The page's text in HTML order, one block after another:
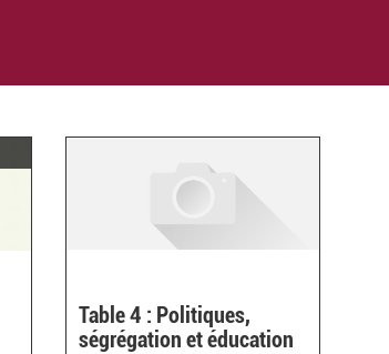
Table 4 : Politiques,
ségrégation et éducation